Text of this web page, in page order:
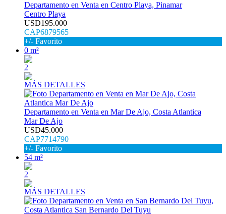
Departamento en Venta en Centro Playa, Pinamar
Centro Playa
USD195.000
CAP6879565
+/- Favorito
0 m²
2
MÁS DETALLES
Departamento en Venta en Mar De Ajo, Costa Atlantica
Mar De Ajo
USD45.000
CAP7714790
+/- Favorito
54 m²
2
MÁS DETALLES